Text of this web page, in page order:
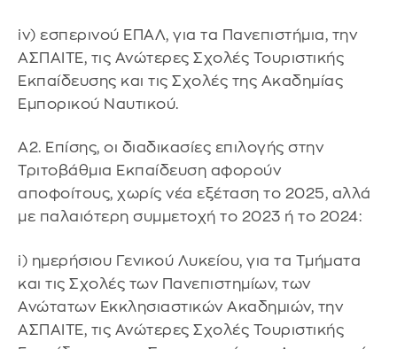
iv) εσπερινού ΕΠΑΛ, για τα Πανεπιστήμια, την
ΑΣΠΑΙΤΕ, τις Ανώτερες Σχολές Τουριστικής
Εκπαίδευσης και τις Σχολές της Ακαδημίας
Εμπορικού Ναυτικού.
Α2. Επίσης, οι διαδικασίες επιλογής στην
Τριτοβάθμια Εκπαίδευση αφορούν
αποφοίτους, χωρίς νέα εξέταση το 2025, αλλά
με παλαιότερη συμμετοχή το 2023 ή το 2024:
i) ημερήσιου Γενικού Λυκείου, για τα Τμήματα
και τις Σχολές των Πανεπιστημίων, των
Ανώτατων Εκκλησιαστικών Ακαδημιών, την
ΑΣΠΑΙΤΕ, τις Ανώτερες Σχολές Τουριστικής